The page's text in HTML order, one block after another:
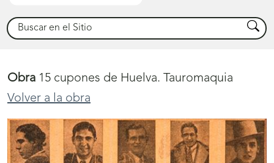
Buscar Buscar
Obra 15 cupones de Huelva. Tauromaquia
Volver a la obra